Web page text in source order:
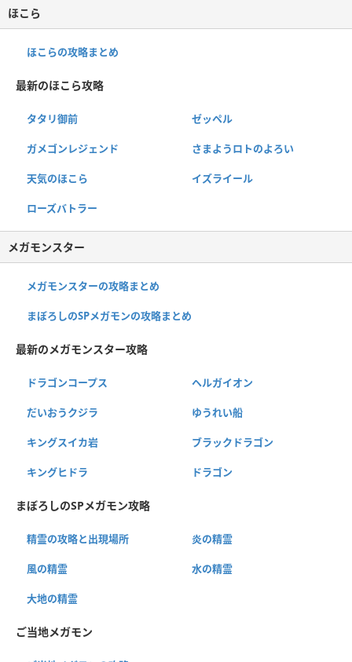
ほこら
ほこらの攻略まとめ
最新のほこら攻略
タタリ御前 ゼッペル
ガメゴンレジェンド さまようロトのよろい
天気のほこら イズライール
ローズバトラー
メガモンスター
メガモンスターの攻略まとめ
まぼろしのSPメガモンの攻略まとめ
最新のメガモンスター攻略
ドラゴンコープス ヘルガイオン
だいおうクジラ ゆうれい船
キングスイカ岩 ブラックドラゴン
キングヒドラ ドラゴン
まぼろしのSPメガモン攻略
精霊の攻略と出現場所 炎の精霊
風の精霊 水の精霊
大地の精霊
ご当地メガモン